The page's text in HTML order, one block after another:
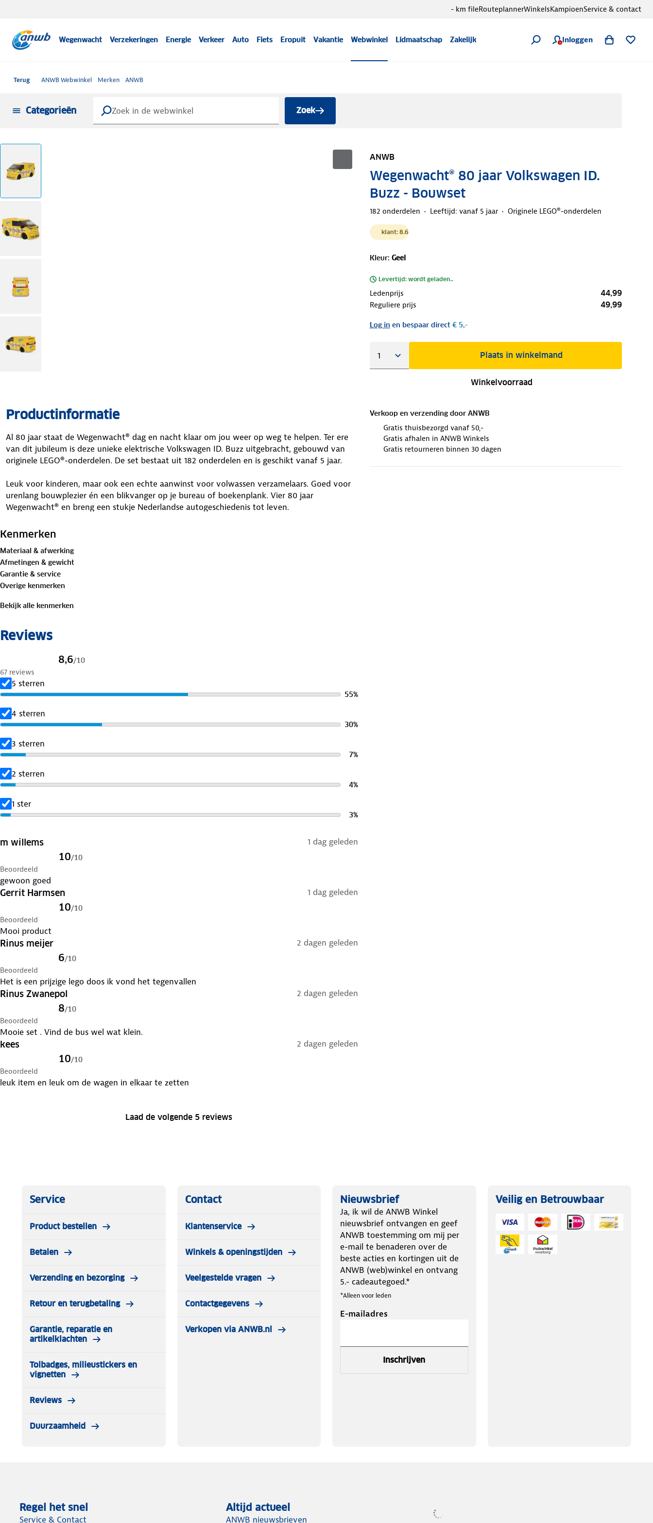
Wegenwacht Verzekeringen Energie Verkeer Auto Fiets Eropuit Vakantie Webwinkel Lidmaatschap Zakelijk Inloggen
- km fileRouteplannerWinkelsKampioenService & contact
Terug ANWB Webwinkel Merken ANWB
Categorieën Zoek
ANWB
Wegenwacht® 80 jaar Volkswagen ID.
Buzz - Bouwset
182 onderdelen Leeftijd: vanaf 5 jaar Originele LEGO®-onderdelen
klant: 8.6
Kleur: Geel
Levertijd: wordt geladen..
Ledenprijs 44,99
Reguliere prijs 49,99
Log in en bespaar direct€ 5,-
Plaats in winkelmand
Winkelvoorraad
Verkoop en verzending door ANWB
Gratis thuisbezorgd vanaf 50,-
Gratis afhalen in ANWB Winkels
Gratis retourneren binnen 30 dagen
Productinformatie
Al 80 jaar staat de Wegenwacht® dag en nacht klaar om jou weer op weg te helpen. Ter ere
van dit jubileum is deze unieke elektrische Volkswagen ID. Buzz uitgebracht, gebouwd van
originele LEGO®-onderdelen. De set bestaat uit 182 onderdelen en is geschikt vanaf 5 jaar.
Leuk voor kinderen, maar ook een echte aanwinst voor volwassen verzamelaars. Goed voor
urenlang bouwplezier én een blikvanger op je bureau of boekenplank. Vier 80 jaar
Wegenwacht® en breng een stukje Nederlandse autogeschiedenis tot leven.
Kenmerken
Materiaal & afwerking
Afmetingen & gewicht
Garantie & service
Overige kenmerken
Bekijk alle kenmerken
Reviews
8,6/10
67 reviews
5 sterren
55%
4 sterren
30%
3 sterren
7%
2 sterren
4%
1 ster
3%
m willems 1 dag geleden
10/10
Beoordeeld
gewoon goed
Gerrit Harmsen 1 dag geleden
10/10
Beoordeeld
Mooi product
Rinus meijer 2 dagen geleden
6/10
Beoordeeld
Het is een prijzige lego doos ik vond het tegenvallen
Rinus Zwanepol 2 dagen geleden
8/10
Beoordeeld
Mooie set . Vind de bus wel wat klein.
kees 2 dagen geleden
10/10
Beoordeeld
leuk item en leuk om de wagen in elkaar te zetten
Laad de volgende 5 reviews
Service
Product bestellen
Betalen
Verzending en bezorging
Retour en terugbetaling
Garantie, reparatie en
artikelklachten
Tolbadges, milieustickers en
vignetten
Reviews
Duurzaamheid
Contact
Klantenservice
Winkels & openingstijden
Veelgestelde vragen
Contactgegevens
Verkopen via ANWB.nl
Nieuwsbrief
Ja, ik wil de ANWB Winkel
nieuwsbrief ontvangen en geef
ANWB toestemming om mij per
e-mail te benaderen over de
beste acties en kortingen uit de
ANWB (web)winkel en ontvang
5.- cadeautegoed.*
*Alleen voor leden
E-mailadres
Inschrijven
Veilig en Betrouwbaar
Regel het snel
Service & Contact
Altijd actueel
ANWB nieuwsbrieven